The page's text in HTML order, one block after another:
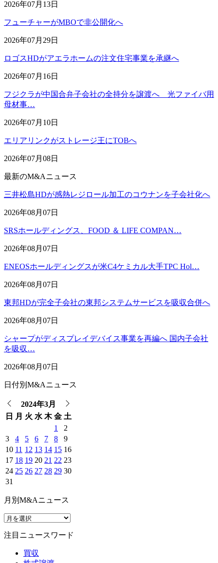
2026年07月13日
フューチャーがMBOで非公開化へ
2026年07月29日
ロゴスHDがアエラホームの注文住宅事業を承継へ
2026年07月16日
フジクラが中国合弁子会社の全持分を譲渡へ 光ファイバ用
母材事…
2026年07月10日
エリアリンクがストレージ王にTOBへ
2026年07月08日
最新のM&Aニュース
三井松島HDが感熱レジロール加工のコウナンを子会社化へ
2026年08月07日
SRSホールディングス、FOOD ＆ LIFE COMPAN…
2026年08月07日
ENEOSホールディングスが米C4ケミカル大手TPC Hol…
2026年08月07日
東邦HDが完全子会社の東邦システムサービスを吸収合併へ
2026年08月07日
シャープがディスプレイデバイス事業を再編へ 国内子会社
を吸収…
2026年08月07日
日付別M&Aニュース
2024年3月
日
月 火 水 木 金 土
1
2
3
4 5 6 7 8
9
10 11 12 13 14 15 16
17 18 19 20 21 22 23
24 25 26 27 28 29 30
31
月別M&Aニュース
注目ニュースワード
買収